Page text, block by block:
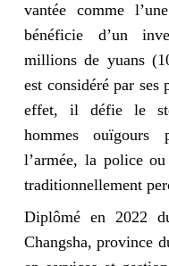
vantée comme
bénéficie d’un
millions de yuans
est considéré par ses
effet, il défie le
hommes ouïgours
l’armée, la police ou
traditionnellement
Diplômé en 2022
Changsha, province